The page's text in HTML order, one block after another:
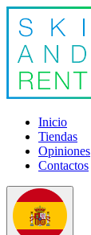
Inicio
Tiendas
Opiniones
Contactos